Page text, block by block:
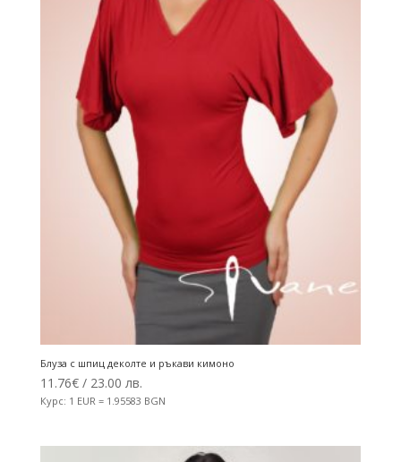
Блуза с шпиц деколте и ръкави кимоно
11.76€/ 23.00 лв.
Курс: 1 EUR = 1.95583 BGN